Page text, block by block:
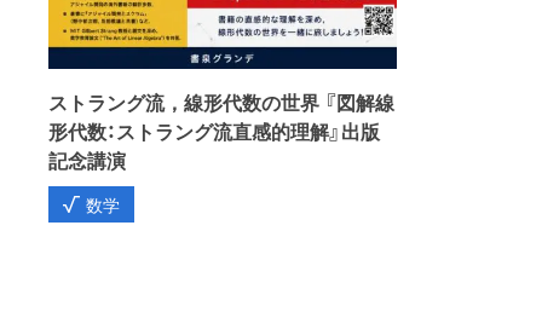
ストラング流，線形代数の世界 『図解線
形代数：ストラング流直感的理解』出版
記念講演
数学